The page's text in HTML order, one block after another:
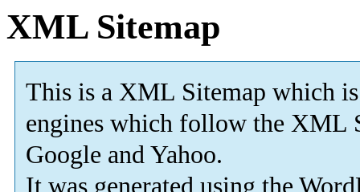
XML Sitemap
This is a XML Sitemap which is
engines which follow the XML
Google and Yahoo.
It was generated using the